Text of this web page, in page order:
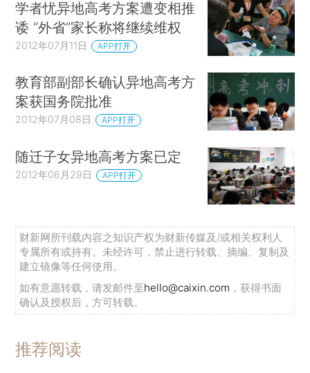
学者忧异地高考方案遭变相推
诿 “外省”家长称将继续维权
2012年07月11日 APP打开
教育部副部长确认异地高考方
案获国务院批准
2012年07月08日 APP打开
随迁子女异地高考方案已定
2012年06月29日 APP打开
财新网所刊载内容之知识产权为财新传媒及/或相关权利人
专属所有或持有。未经许可，禁止进行转载、摘编、复制及
建立镜像等任何使用。
如有意愿转载，请发邮件至hello@caixin.com ，获得书面
确认及授权后，方可转载。
推荐阅读